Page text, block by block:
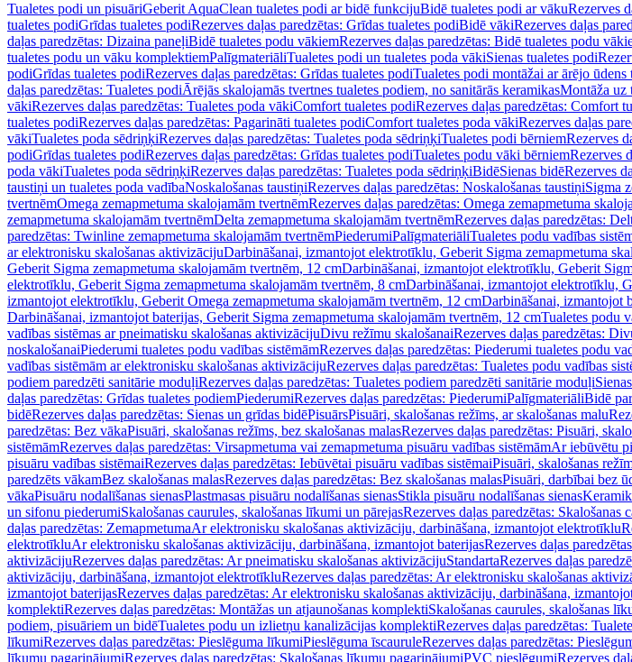
Tualetes podi un pisuāriGeberit AquaClean tualetes podi ar bidē funkcijuBidē tualetes podi ar vākuRezerves
tualetes podiGrīdas tualetes podiRezerves daļas paredzētas: Grīdas tualetes podiBidē vākiRezerves daļas
daļas paredzētas: Dizaina paneļiBidē tualetes podu vākiemRezerves daļas paredzētas: Bidē tualetes podu
tualetes podu un vāku komplektiemPalīgmateriāliTualetes podi un tualetes poda vākiSienas tualetes podi
podiGrīdas tualetes podiRezerves daļas paredzētas: Grīdas tualetes podiTualetes podi montāžai ar ārējo ūdens
daļas paredzētas: Tualetes podiĀrējās skalojamās tvertnes tualetes podiem, no sanitārās keramikasMontāža uz
vākiRezerves daļas paredzētas: Tualetes poda vākiComfort tualetes podiRezerves daļas paredzētas: Comfort
tualetes podiRezerves daļas paredzētas: Pagarināti tualetes podiComfort tualetes poda vākiRezerves daļas
vākiTualetes poda sēdriņķiRezerves daļas paredzētas: Tualetes poda sēdriņķiTualetes podi bērniemRezerves
podiGrīdas tualetes podiRezerves daļas paredzētas: Grīdas tualetes podiTualetes podu vāki bērniemRezerves
poda vākiTualetes poda sēdriņķiRezerves daļas paredzētas: Tualetes poda sēdriņķiBidēSienas bidēRezerves
taustiņi un tualetes poda vadībaNoskalošanas taustiņiRezerves daļas paredzētas: Noskalošanas taustiņiSigma
tvertnēmOmega zemapmetuma skalojamām tvertnēmRezerves daļas paredzētas: Omega zemapmetuma
zemapmetuma skalojamām tvertnēmDelta zemapmetuma skalojamām tvertnēmRezerves daļas paredzētas:
paredzētas: Twinline zemapmetuma skalojamām tvertnēmPiederumiPalīgmateriāliTualetes podu vadības
ar elektronisku skalošanas aktivizācijuDarbināšanai, izmantojot elektrotīklu, Geberit Sigma zemapmetuma
Geberit Sigma zemapmetuma skalojamām tvertnēm, 12 cmDarbināšanai, izmantojot elektrotīklu, Geberit
elektrotīklu, Geberit Sigma zemapmetuma skalojamām tvertnēm, 8 cmDarbināšanai, izmantojot elektrotīklu,
izmantojot elektrotīklu, Geberit Omega zemapmetuma skalojamām tvertnēm, 12 cmDarbināšanai, izmantojot
Darbināšanai, izmantojot baterijas, Geberit Sigma zemapmetuma skalojamām tvertnēm, 12 cmTualetes podu
vadības sistēmas ar pneimatisku skalošanas aktivizācijuDivu režīmu skalošanaiRezerves daļas paredzētas:
noskalošanaiPiederumi tualetes podu vadības sistēmāmRezerves daļas paredzētas: Piederumi tualetes podu
vadības sistēmām ar elektronisku skalošanas aktivizācijuRezerves daļas paredzētas: Tualetes podu vadības
podiem paredzēti sanitārie moduļiRezerves daļas paredzētas: Tualetes podiem paredzēti sanitārie moduļi
daļas paredzētas: Grīdas tualetes podiemPiederumiRezerves daļas paredzētas: PiederumiPalīgmateriāliBidē
bidēRezerves daļas paredzētas: Sienas un grīdas bidēPisuārsPisuāri, skalošanas režīms, ar skalošanas malu
paredzētas: Bez vākaPisuāri, skalošanas režīms, bez skalošanas malasRezerves daļas paredzētas: Pisuāri,
sistēmāmRezerves daļas paredzētas: Virsapmetuma vai zemapmetuma pisuāru vadības sistēmāmAr iebūvētu
pisuāru vadības sistēmaiRezerves daļas paredzētas: Iebūvētai pisuāru vadības sistēmaiPisuāri, skalošanas
paredzēts vākamBez skalošanas malasRezerves daļas paredzētas: Bez skalošanas malasPisuāri, darbībai bez
vākaPisuāru nodalīšanas sienasPlastmasas pisuāru nodalīšanas sienasStikla pisuāru nodalīšanas sienas
un sifonu piederumiSkalošanas caurules, skalošanas līkumi un pārejasRezerves daļas paredzētas: Skalošanas
daļas paredzētas: ZemapmetumaAr elektronisku skalošanas aktivizāciju, darbināšana, izmantojot elektrotīklu
elektrotīkluAr elektronisku skalošanas aktivizāciju, darbināšana, izmantojot baterijasRezerves daļas
aktivizācijuRezerves daļas paredzētas: Ar pneimatisku skalošanas aktivizācijuStandartaRezerves daļas
aktivizāciju, darbināšana, izmantojot elektrotīkluRezerves daļas paredzētas: Ar elektronisku skalošanas
izmantojot baterijasRezerves daļas paredzētas: Ar elektronisku skalošanas aktivizāciju, darbināšana,
komplektiRezerves daļas paredzētas: Montāžas un atjaunošanas komplektiSkalošanas caurules, skalošanas
podiem, pisuāriem un bidēTualetes podu un izlietņu kanalizācijas komplektiRezerves daļas paredzētas:
līkumiRezerves daļas paredzētas: Pieslēguma līkumiPieslēguma īscauruleRezerves daļas paredzētas:
līkumu pagarinājumiRezerves daļas paredzētas: Skalošanas līkumu pagarinājumiPVC pieslēgumiRezerves